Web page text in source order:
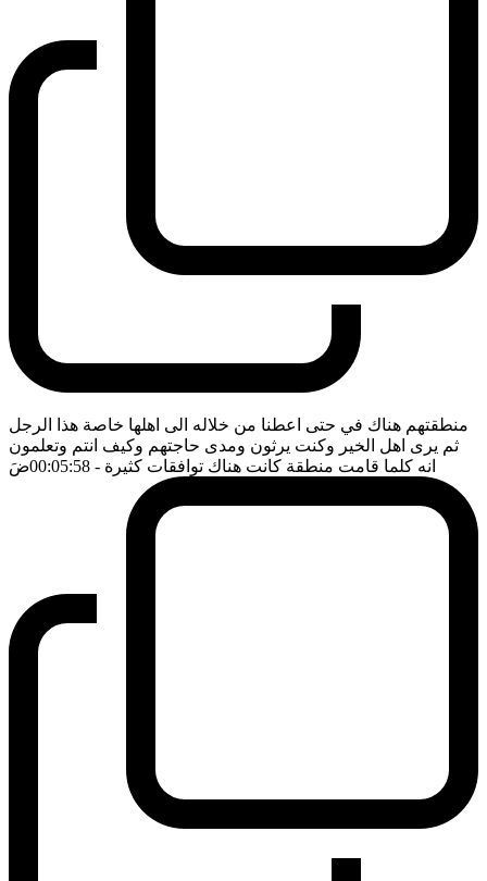
منطقتهم هناك في حتى اعطنا من خلاله الى اهلها خاصة هذا الرجل
ثم يرى اهل الخير وكنت يرثون ومدى حاجتهم وكيف انتم وتعلمون
انه كلما قامت منطقة كانت هناك توافقات كثيرة - 00:05:58 ضَ